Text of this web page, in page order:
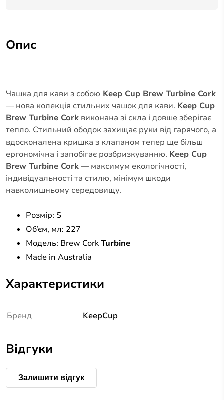
Опис
Чашка для кави з собою Keep Cup Brew Turbine Cork
— нова колекція стильних чашок для кави. Keep Cup
Brew Turbine Cork виконана зі скла і довше зберігає
тепло. Стильний ободок захищає руки від гарячого, а
вдосконалена кришка з клапаном тепер ще більш
ергономічна і запобігає розбризкуванню. Keep Cup
Brew Turbine Cork— максимум екологічності,
індивідуальності та стилю, мінімум шкоди
навколишньому середовищу.
Розмір: S
Об’єм, мл: 227
Модель: Brew CorkTurbine
Made in Australia
Характеристики
Бренд KeepCup
Відгуки
Залишити відгук